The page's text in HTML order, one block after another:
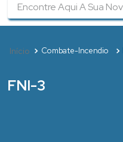
Combate-Incendio
FNI-3